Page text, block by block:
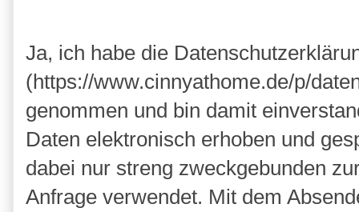
Ja, ich habe die
(https://www.cinnyathome.de/p/
genommen und bin damit
Daten elektronisch erhoben und
dabei nur streng zweckgebunden
Anfrage verwendet. Mit dem